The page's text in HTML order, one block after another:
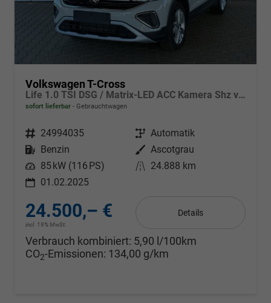
Volkswagen T-Cross
Life 1.0 TSI DSG / Matrix-LED ACC Kamera Shz vorne Apple Carplay Alu 17'' Winterreifen
sofort lieferbar Gebrauchtwagen
Fahrzeugnr. 24994035 Getriebe Automatik
Kraftstoff
Benzin Außenfarbe Ascotgrau
Leistung 85 kW (116 PS) Kilometerstand 24.888 km
01.02.2025
24.500,– €
incl. 19% MwSt.
Details
Verbrauch kombiniert: 5,90 l/100km
CO2-Emissionen: 134,00 g/km